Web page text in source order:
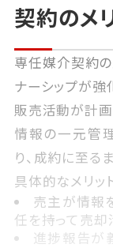
契約のメ
専任媒介契約
ナーシップが強
販売活動が計画
情報の一元管
り、成約に至る
具体的なメリッ
売主が情報
任を持って売
進捗報告が